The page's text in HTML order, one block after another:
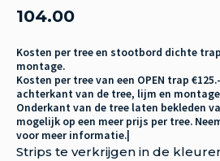
104.00
Kosten per tree en stootbord dichte
montage.
Kosten per tree van een OPEN trap
achterkant van de tree, lijm en
Onderkant van de tree laten bekleden
mogelijk op een meer prijs per tree.
voor meer informatie.|
Strips te verkrijgen in de